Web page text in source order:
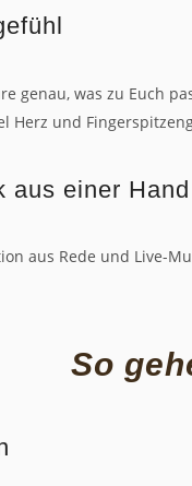
genau, was zu Euch
Herz und
einer Hand
aus Rede und Live-
So